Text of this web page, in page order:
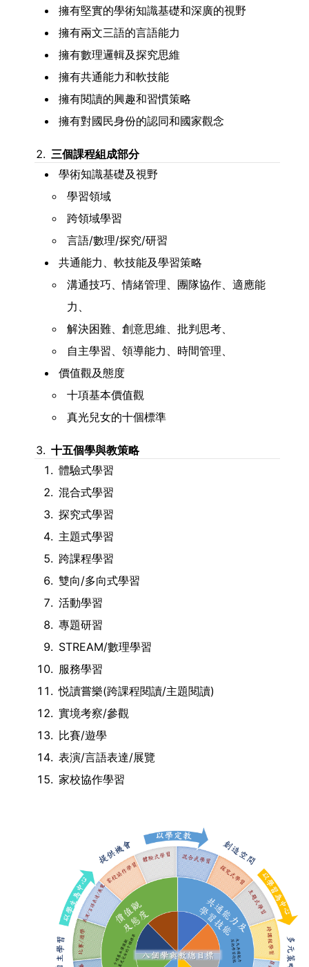
擁有堅實的學術知識基礎和深廣的視野
擁有兩文三語的言語能力
擁有數理邏輯及探究思維
擁有共通能力和軟技能
擁有閱讀的興趣和習慣策略
擁有對國民身份的認同和國家觀念
三個課程組成部分
學術知識基礎及視野
學習領域
跨領域學習
言語/數理/探究/研習
共通能力、軟技能及學習策略
溝通技巧、情緒管理、團隊協作、適應能
力、
解決困難、創意思維、批判思考、
自主學習、領導能力、時間管理、
價值觀及態度
十項基本價值觀
真光兒女的十個標準
十五個學與教策略
體驗式學習
混合式學習
探究式學習
主題式學習
跨課程學習
雙向/多向式學習
活動學習
專題研習
STREAM/數理學習
服務學習
悦讀嘗樂(跨課程閱讀/主題閱讀)
實境考察/參觀
比賽/遊學
表演/言語表達/展覽
家校協作學習